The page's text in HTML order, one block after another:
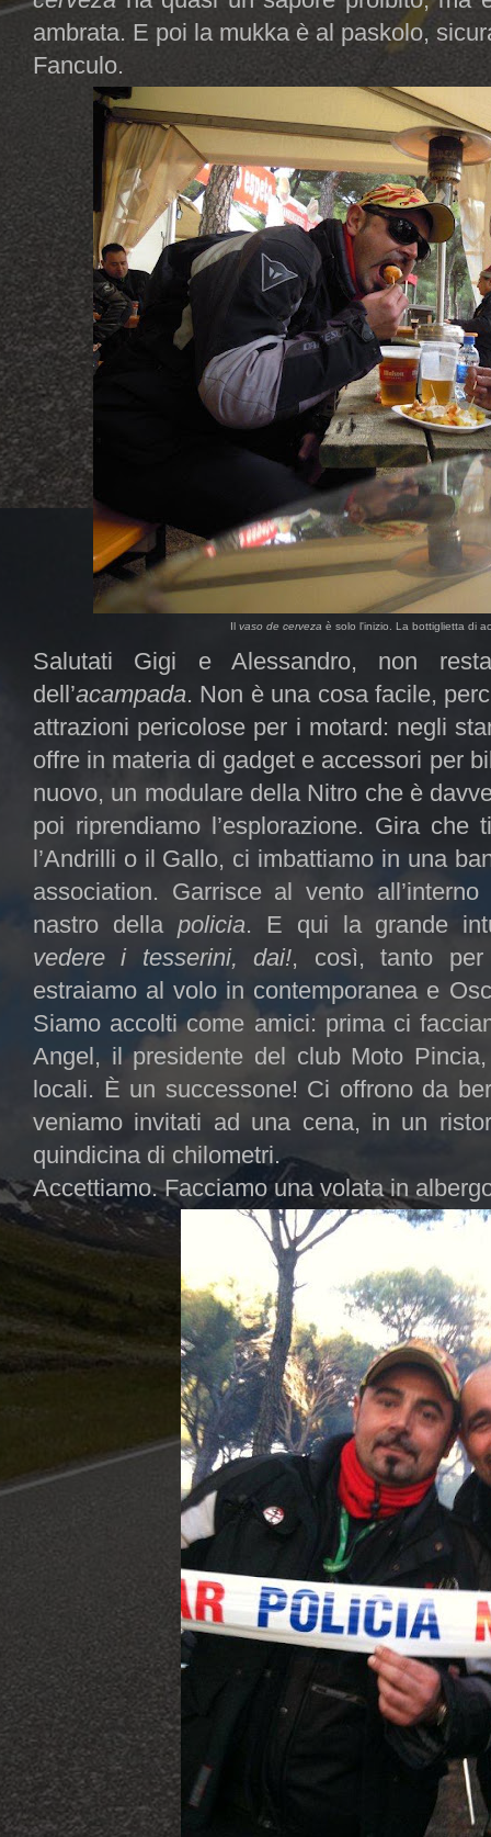
ambrata. E poi la mukka è al paskolo,
Fanculo.
Il vaso de cerveza è solo l'inizio. La bottiglietta di
Salutati Gigi e Alessandro, non
dell’acampada. Non è una cosa facile,
attrazioni pericolose per i motard: negli
offre in materia di gadget e accessori per
nuovo, un modulare della Nitro che è
poi riprendiamo l’esplorazione. Gira
l’Andrilli o il Gallo, ci imbattiamo in una
association. Garrisce al vento
nastro della policia. E qui la grande
vedere i tesserini, dai!, così, tanto per
estraiamo al volo in contemporanea e
Siamo accolti come amici: prima ci
Angel, il presidente del club Moto
locali. È un successone! Ci offrono da
veniamo invitati ad una cena, in un
quindicina di chilometri.
Accettiamo. Facciamo una volata in